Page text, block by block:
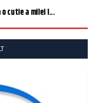
cutie a milei î...